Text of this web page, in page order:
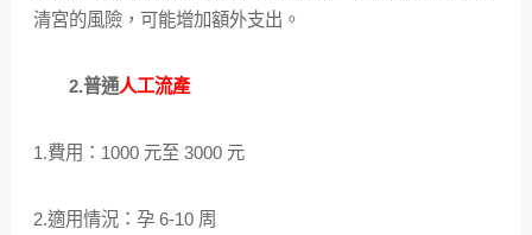
清宮的風險，可能增加額外支出。
2.普通人工流產
1.費用：1000 元至 3000 元
2.適用情況：孕 6-10 周